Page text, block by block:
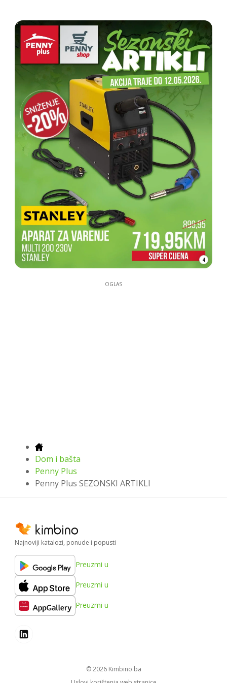
4
OGLAS
Dom i bašta
Penny Plus
Penny Plus SEZONSKI ARTIKLI
Najnoviji katalozi, ponude i popusti
Preuzmi u
Preuzmi u
Preuzmi u
© 2026 kimbino.ba